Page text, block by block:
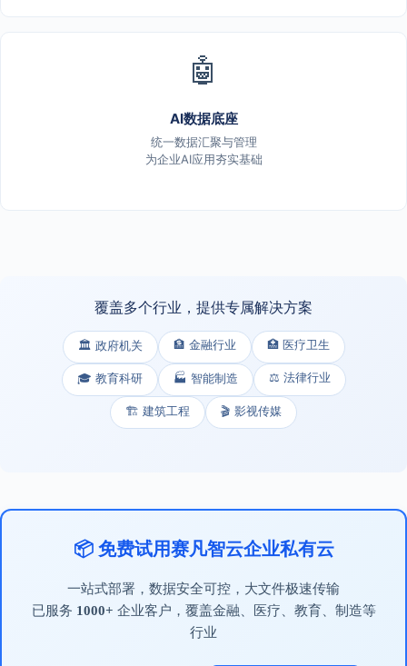
🤖
AI数据底座
统一数据汇聚与管理
为企业AI应用夯实基础
覆盖多个行业，提供专属解决方案
🏛️ 政府机关 🏦 金融行业 🏥 医疗卫生
🎓 教育科研 🏭 智能制造 ⚖️ 法律行业
🏗️ 建筑工程 🎬 影视传媒
📦 免费试用赛凡智云企业私有云
一站式部署，数据安全可控，大文件极速传输
已服务 1000+ 企业客户，覆盖金融、医疗、教育、制造等
行业